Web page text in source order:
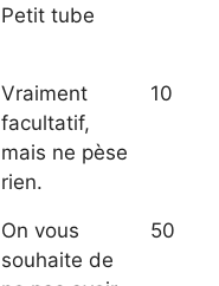
Petit tube
Vraiment
facultatif,
mais ne pèse
rien.
10
On vous
souhaite de
50